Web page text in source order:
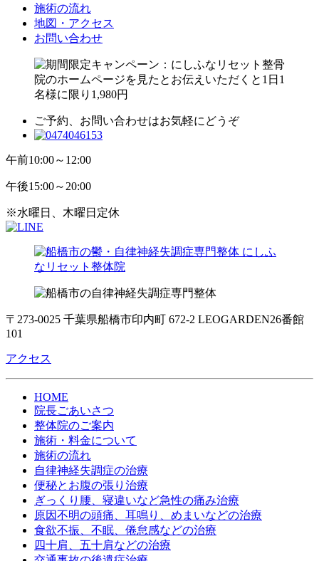
施術の流れ
地図・アクセス
お問い合わせ
ご予約、お問い合わせはお気軽にどうぞ
午前10:00～12:00
午後15:00～20:00
※水曜日、木曜日定休
〒273-0025 千葉県船橋市印内町 672-2 LEOGARDEN26番館
101
アクセス
HOME
院長ごあいさつ
整体院のご案内
施術・料金について
施術の流れ
自律神経失調症の治療
便秘とお腹の張り治療
ぎっくり腰、寝違いなど急性の痛み治療
原因不明の頭痛、耳鳴り、めまいなどの治療
食欲不振、不眠、倦怠感などの治療
四十肩、五十肩などの治療